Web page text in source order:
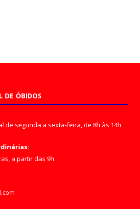
DE ÓBIDOS
de segunda a sexta-feira, de 8h às 14h
a partir das 9h